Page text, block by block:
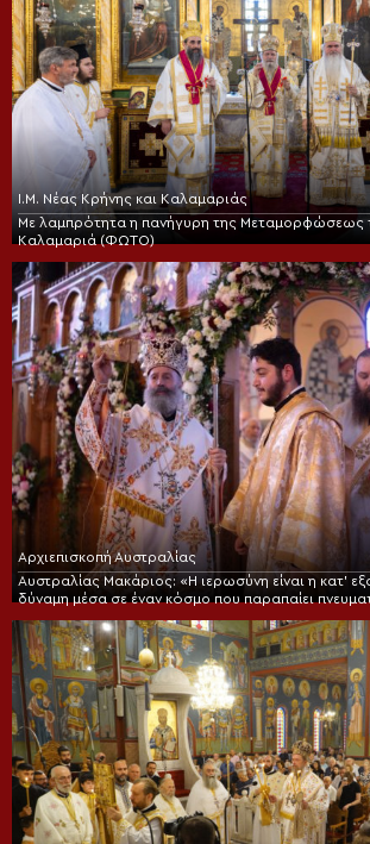
Ι.Μ. Νέας Κρήνης και Καλαμαριάς
Με λαμπρότητα η πανήγυρη της Μεταμορφώσεως
Καλαμαριά (ΦΩΤΟ)
Αρχιεπισκοπή Αυστραλίας
Αυστραλίας Μακάριος: «Η ιερωσύνη είναι η κατ’
δύναμη μέσα σε έναν κόσμο που παραπαίει